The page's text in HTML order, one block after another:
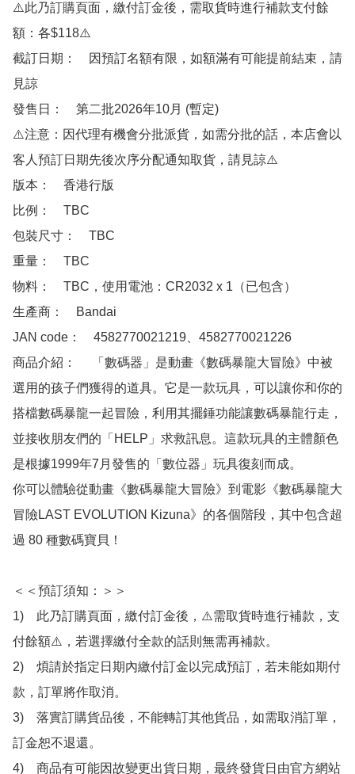
⚠️此乃訂購頁面，繳付訂金後，需取貨時進行補款支付餘
額：各$118⚠️
截訂日期：　因預訂名額有限，如額滿有可能提前結束，請
見諒
發售日：　第二批2026年10月 (暫定)
⚠️注意：因代理有機會分批派貨，如需分批的話，本店會以
客人預訂日期先後次序分配通知取貨，請見諒⚠️
版本：　香港行版
比例：　TBC
包裝尺寸：　TBC
重量：　TBC
物料：　TBC，使用電池：CR2032 x 1（已包含）
生產商：　Bandai
JAN code：　4582770021219、4582770021226
商品介紹：　 「數碼器」是動畫《數碼暴龍大冒險》中被
選用的孩子們獲得的道具。它是一款玩具，可以讓你和你的
搭檔數碼暴龍一起冒險，利用其擺錘功能讓數碼暴龍行走，
並接收朋友們的「HELP」求救訊息。這款玩具的主體顏色
是根據1999年7月發售的「數位器」玩具復刻而成。
你可以體驗從動畫《數碼暴龍大冒險》到電影《數碼暴龍大
冒險LAST EVOLUTION Kizuna》的各個階段，其中包含超
過 80 種數碼寶貝！
＜＜預訂須知：＞＞
1)　此乃訂購頁面，繳付訂金後，⚠️需取貨時進行補款，支
付餘額⚠️，若選擇繳付全款的話則無需再補款。
2)　煩請於指定日期內繳付訂金以完成預訂，若未能如期付
款，訂單將作取消。
3)　落實訂購貨品後，不能轉訂其他貨品，如需取消訂單，
訂金恕不退還。
4)　商品有可能因故變更出貨日期，最終發貨日由官方網站